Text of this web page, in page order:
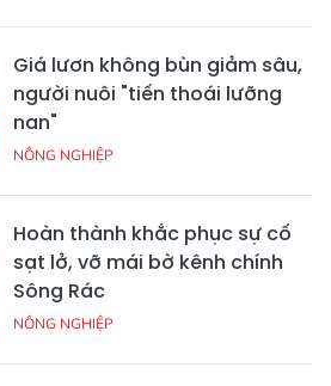
Giá lươn không bùn giảm sâu,
người nuôi "tiến thoái lưỡng
nan"
NÔNG NGHIỆP
Hoàn thành khắc phục sự cố
sạt lở, vỡ mái bờ kênh chính
Sông Rác
NÔNG NGHIỆP